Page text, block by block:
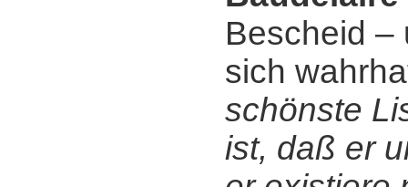
Bescheid ‒
sich
schönste
ist, daß er